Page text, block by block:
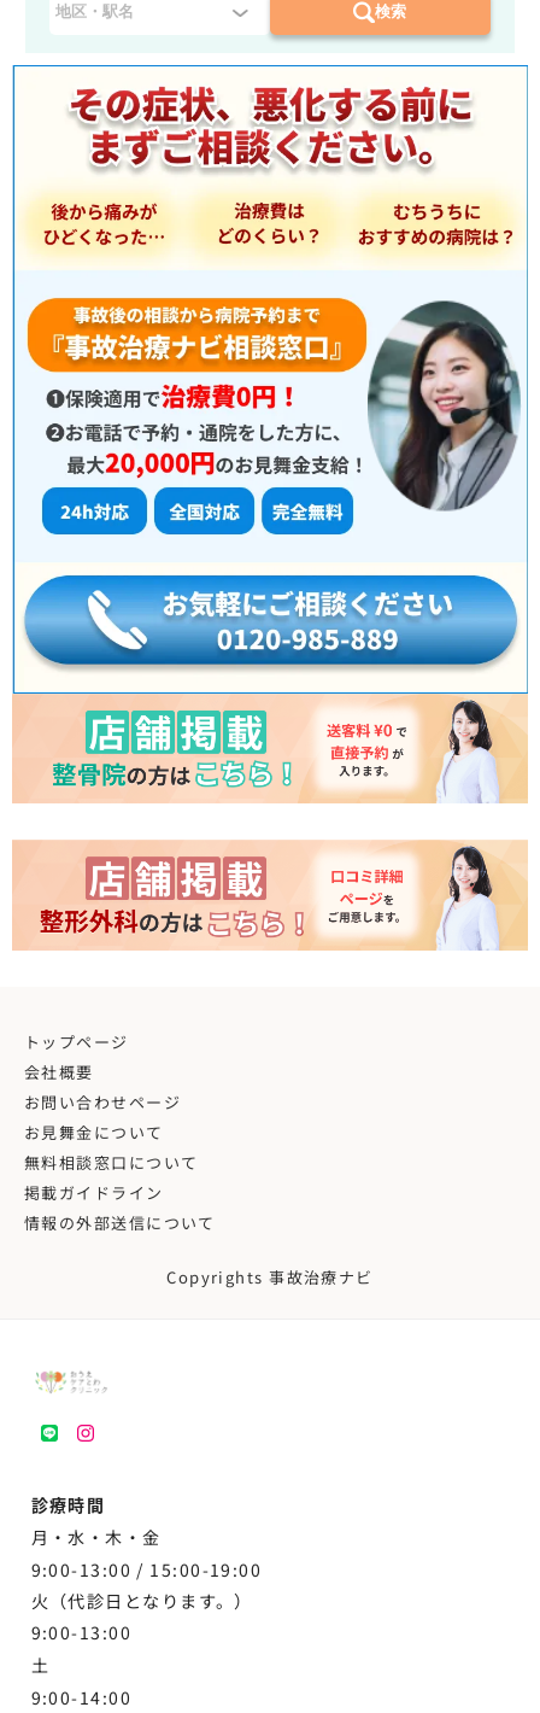
県
を
選
択
：
検索
トップページ
会社概要
お問い合わせページ
お見舞金について
無料相談窓口について
掲載ガイドライン
情報の外部送信について
Copyrights 事故治療ナビ
LINEinstagram
診療時間
月・水・木・金
9:00-13:00 / 15:00-19:00
火（代診日となります。）
9:00-13:00
土
9:00-14:00